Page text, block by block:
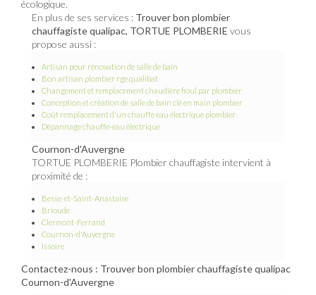
écologique.
En plus de ses services : Trouver bon plombier
chauffagiste qualipac, TORTUE PLOMBERIE vous
propose aussi :
Artisan pour rénovation de salle de bain
Bon artisan plombier rge qualibat
Changement et remplacement chaudière fioul par plombier
Conception et création de salle de bain clé en main plombier
Coût remplacement d'un chauffe eau électrique plombier
Dépannage chauffe-eau électrique
Cournon-d'Auvergne
TORTUE PLOMBERIE Plombier chauffagiste intervient à
proximité de :
Besse-et-Saint-Anastaise
Brioude
Clermont-Ferrand
Cournon-d'Auvergne
Issoire
Contactez-nous : Trouver bon plombier chauffagiste qualipac
Cournon-d'Auvergne